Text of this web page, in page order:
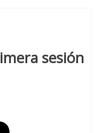
sesión